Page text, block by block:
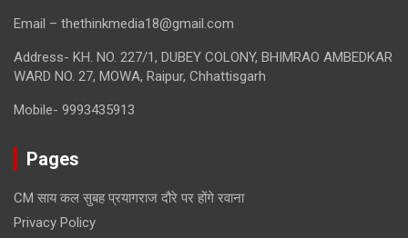
Email – thethinkmedia18@gmail.com
Address- KH. NO. 227/1, DUBEY COLONY, BHIMRAO AMBEDKAR
WARD NO. 27, MOWA, Raipur, Chhattisgarh
Mobile- 9993435913
Pages
CM साय कल सुबह प्रयागराज दौरे पर होंगे रवाना
Privacy Policy